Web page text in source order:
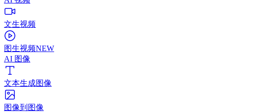
文生视频
图生视频NEW
AI 图像
文本生成图像
图像到图像